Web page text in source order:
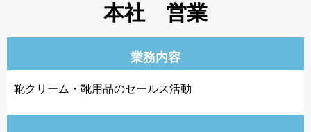
本社 営業
業務内容
靴クリーム・靴用品のセールス活動